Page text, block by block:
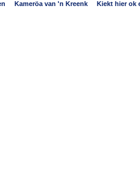
Kameröa van 'n Kreenk Kiekt hier ok es